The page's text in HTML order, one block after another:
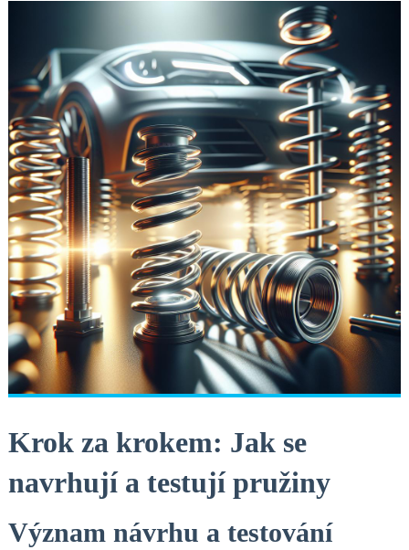
Krok za ⁢krokem: Jak se
navrhují a testují pružiny
Význam návrhu​ a ‍testování